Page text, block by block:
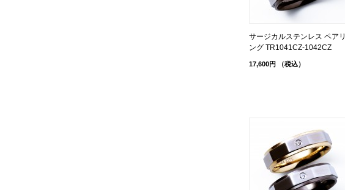
サージカルステンレス ペアリ
ング TR1041CZ-1042CZ
17,600円 （税込）